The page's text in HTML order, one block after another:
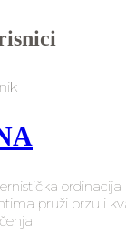
ordinacija
pruži brzu i